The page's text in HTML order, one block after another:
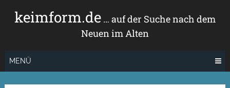
Inhaltkeimform.de… auf der Suche nach dem
Neuen im Alten
MENÜ